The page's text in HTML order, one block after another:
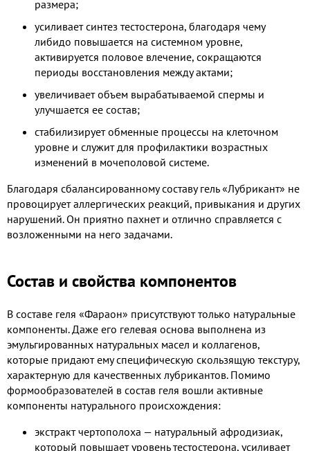
размера;
усиливает синтез тестостерона, благодаря чему
либидо повышается на системном уровне,
активируется половое влечение, сокращаются
периоды восстановления между актами;
увеличивает объем вырабатываемой спермы и
улучшается ее состав;
стабилизирует обменные процессы на клеточном
уровне и служит для профилактики возрастных
изменений в мочеполовой системе.
Благодаря сбалансированному составу гель «Лубрикант» не
провоцирует аллергических реакций, привыкания и других
нарушений. Он приятно пахнет и отлично справляется с
возложенными на него задачами.
Состав и свойства компонентов
В составе геля «Фараон» присутствуют только натуральные
компоненты. Даже его гелевая основа выполнена из
эмульгированных натуральных масел и коллагенов,
которые придают ему специфическую скользящую текстуру,
характерную для качественных лубрикантов. Помимо
формообразователей в состав геля вошли активные
компоненты натурального происхождения:
экстракт чертополоха — натуральный афродизиак,
который повышает уровень тестостерона, усиливает